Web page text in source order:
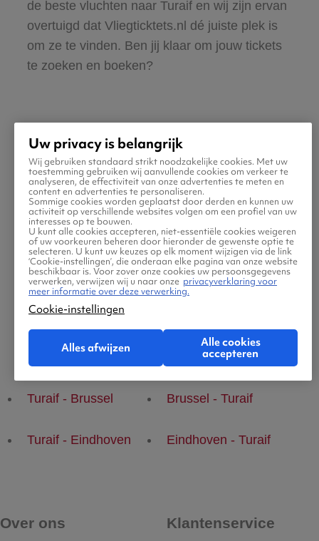
de beste vluchten naar Turaif en wij zijn ervan
overtuigd dat Vliegticktets.nl dé juiste plek is
om ze te vinden. Ben jij klaar om jouw tickets
te zoeken en boeken?
Praktische informatie voor
je vlucht naar Turaif
Populaire vluchten
Turaif - Brussel Brussel - Turaif
Turaif - Eindhoven Eindhoven - Turaif
Over ons Klantenservice
Uw privacy is belangrijk
Wij gebruiken standaard strikt noodzakelijke cookies. Met uw
toestemming gebruiken wij aanvullende cookies om verkeer te
analyseren, de effectiviteit van onze advertenties te meten en
content en advertenties te personaliseren.
Sommige cookies worden geplaatst door derden en kunnen uw
activiteit op verschillende websites volgen om een profiel van uw
interesses op te bouwen.
U kunt alle cookies accepteren, niet-essentiële cookies weigeren
of uw voorkeuren beheren door hieronder de gewenste optie te
selecteren. U kunt uw keuzes op elk moment wijzigen via de link
‘Cookie-instellingen’, die onderaan elke pagina van onze website
beschikbaar is. Voor zover onze cookies uw persoonsgegevens
verwerken, verwijzen wij u naar onze privacyverklaring voor
meer informatie over deze verwerking.
Cookie-instellingen
Alles afwijzen
Alle cookies
accepteren